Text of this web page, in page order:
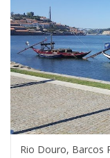
Rio Douro, Barcos